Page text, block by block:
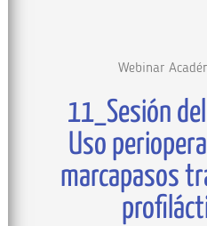
Webinar
11_Sesión del
Uso
marcapasos